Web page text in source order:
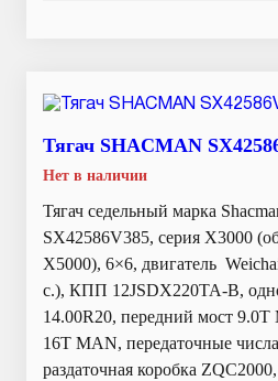
Тягач SHACMAN
Нет в наличии
Тягач седельный марка
SX42586V385, серия Х3000
X5000), 6×6, двигатель
с.), КПП 12JSDX220TA-B,
14.00R20, передний мост
16T MAN, передаточные
раздаточная коробка